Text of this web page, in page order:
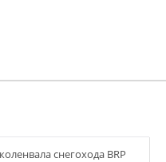
снегохода BRP